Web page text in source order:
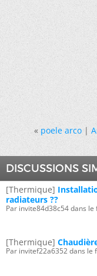
« poele arco|
DISCUSSIONS
[Thermique]
radiateurs ??
Par invite84d38c54 dans
[Thermique]
Par invitef22a6352 dans le